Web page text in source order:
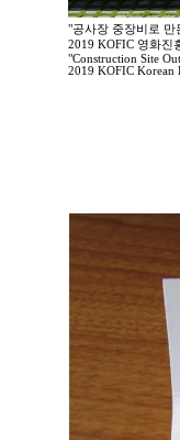
"공사장 중장비로 만
2019 KOFIC 영화진
"Construction Site
2019 KOFIC Korean